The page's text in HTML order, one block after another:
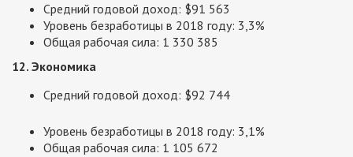
Средний годовой доход: $91 563
Уровень безработицы в 2018 году: 3,3%
Общая рабочая сила: 1 330 385
12. Экономика
Средний годовой доход: $92 744
Уровень безработицы в 2018 году: 3,1%
Общая рабочая сила: 1 105 672